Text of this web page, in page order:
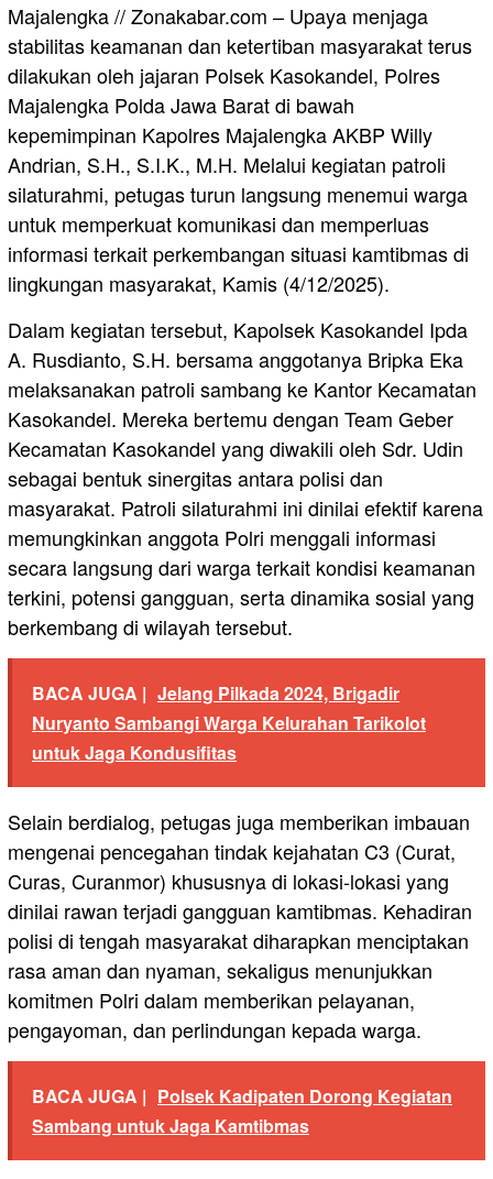
Majalengka // Zonakabar.com – Upaya menjaga
stabilitas keamanan dan ketertiban masyarakat terus
dilakukan oleh jajaran Polsek Kasokandel, Polres
Majalengka Polda Jawa Barat di bawah
kepemimpinan Kapolres Majalengka AKBP Willy
Andrian, S.H., S.I.K., M.H. Melalui kegiatan patroli
silaturahmi, petugas turun langsung menemui warga
untuk memperkuat komunikasi dan memperluas
informasi terkait perkembangan situasi kamtibmas di
lingkungan masyarakat, Kamis (4/12/2025).
Dalam kegiatan tersebut, Kapolsek Kasokandel Ipda
A. Rusdianto, S.H. bersama anggotanya Bripka Eka
melaksanakan patroli sambang ke Kantor Kecamatan
Kasokandel. Mereka bertemu dengan Team Geber
Kecamatan Kasokandel yang diwakili oleh Sdr. Udin
sebagai bentuk sinergitas antara polisi dan
masyarakat. Patroli silaturahmi ini dinilai efektif karena
memungkinkan anggota Polri menggali informasi
secara langsung dari warga terkait kondisi keamanan
terkini, potensi gangguan, serta dinamika sosial yang
berkembang di wilayah tersebut.
BACA JUGA | Jelang Pilkada 2024, Brigadir
Nuryanto Sambangi Warga Kelurahan Tarikolot
untuk Jaga Kondusifitas
Selain berdialog, petugas juga memberikan imbauan
mengenai pencegahan tindak kejahatan C3 (Curat,
Curas, Curanmor) khususnya di lokasi-lokasi yang
dinilai rawan terjadi gangguan kamtibmas. Kehadiran
polisi di tengah masyarakat diharapkan menciptakan
rasa aman dan nyaman, sekaligus menunjukkan
komitmen Polri dalam memberikan pelayanan,
pengayoman, dan perlindungan kepada warga.
BACA JUGA | Polsek Kadipaten Dorong Kegiatan
Sambang untuk Jaga Kamtibmas